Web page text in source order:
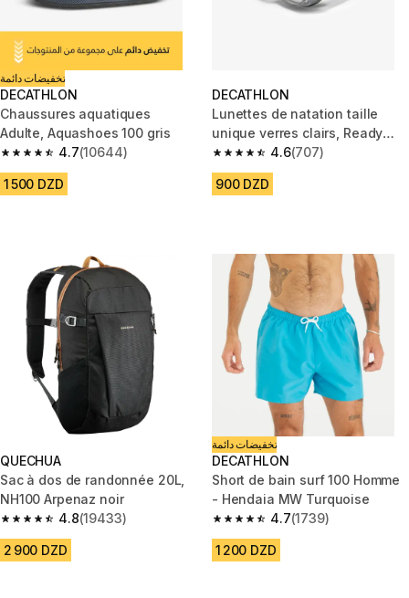
تخفيضات دائمة
DECATHLON
Chaussures aquatiques
Adulte, Aquashoes 100 gris
4.7
4.7 out of 5 stars from 10644 reviews
(10644)
1 500 DZD
DECATHLON
Lunettes de natation taille
unique verres clairs, Ready
gris
4.6
4.6 out of 5 stars from 707
(707)
900 DZD
QUECHUA
Sac à dos de randonnée 20L,
NH100 Arpenaz noir
4.8
4.8 out of 5 stars from 19433 reviews
(19433)
2 900 DZD
تخفيضات دائمة
DECATHLON
Short de bain surf 100 Homme
- Hendaia MW Turquoise
4.7
4.7 out of 5 stars from 1739
(1739)
1 200 DZD